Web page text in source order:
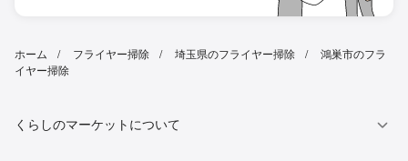
ホーム フライヤー掃除 埼玉県のフライヤー掃除
鴻巣市のフラ
イヤー掃除
くらしのマーケットについて